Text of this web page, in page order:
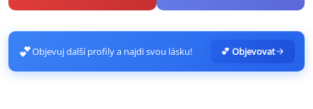
💕Objevuj další profily a najdi svou lásku! 💕 Objevovat